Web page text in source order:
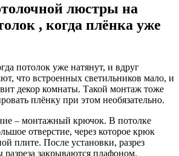
люстры на
, когда плёнка уже
потолок уже натянут, и вдруг
что встроенных светильников мало, и
декор комнаты. Такой монтаж тоже
плёнку при этом необязательно.
– монтажный крючок. В потолке
отверстие, через которое крюк
плите. После установки, разрез
разреза закрываются плафоном.